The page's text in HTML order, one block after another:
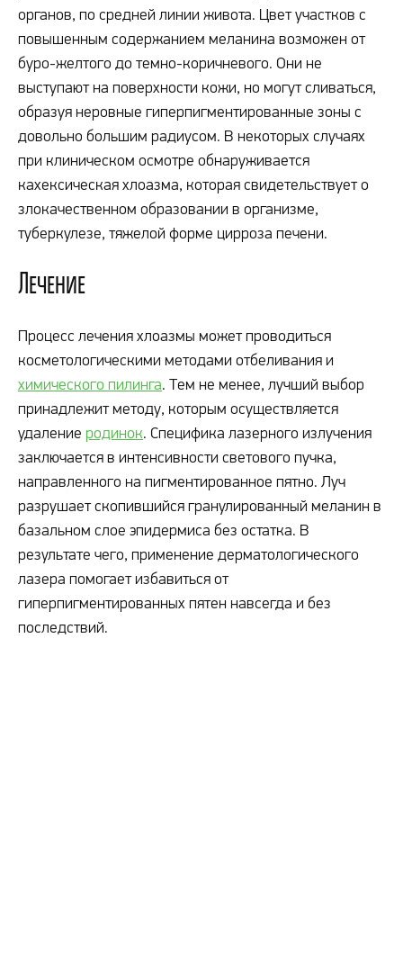
органов, по средней линии живота. Цвет участков с
повышенным содержанием меланина возможен от
буро-желтого до темно-коричневого. Они не
выступают на поверхности кожи, но могут сливаться,
образуя неровные гиперпигментированные зоны с
довольно большим радиусом. В некоторых случаях
при клиническом осмотре обнаруживается
кахексическая хлоазма, которая свидетельствует о
злокачественном образовании в организме,
туберкулезе, тяжелой форме цирроза печени.
Лечение
Процесс лечения хлоазмы может проводиться
косметологическими методами отбеливания и
химического пилинга. Тем не менее, лучший выбор
принадлежит методу, которым осуществляется
удаление родинок. Специфика лазерного излучения
заключается в интенсивности светового пучка,
направленного на пигментированное пятно. Луч
разрушает скопившийся гранулированный меланин в
базальном слое эпидермиса без остатка. В
результате чего, применение дерматологического
лазера помогает избавиться от
гиперпигментированных пятен навсегда и без
последствий.